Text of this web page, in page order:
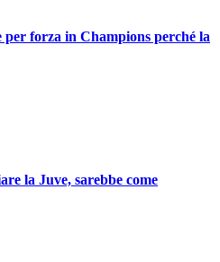
forza in Champions perché la
la Juve, sarebbe come